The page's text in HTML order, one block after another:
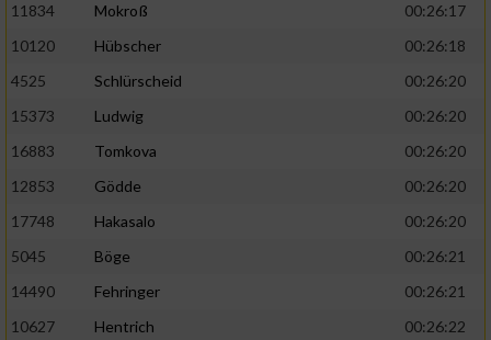
11834
Mokroß
00:26:17
10120
Hübscher
00:26:18
4525
Schlürscheid
00:26:20
15373
Ludwig
00:26:20
16883
Tomkova
00:26:20
12853
Gödde
00:26:20
17748
Hakasalo
00:26:20
5045
Böge
00:26:21
14490
Fehringer
00:26:21
10627
Hentrich
00:26:22